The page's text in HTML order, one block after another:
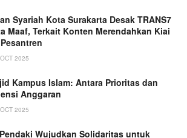
Syariah Kota Surakarta Desak TRANS7
Maaf, Terkait Konten Merendahkan Kiai
2025
Kampus Islam: Antara Prioritas dan
Anggaran
2025
Wujudkan Solidaritas untuk